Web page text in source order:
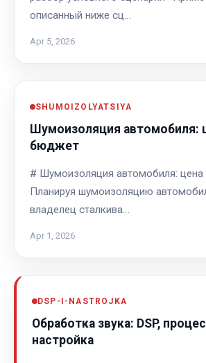
описанный ниже сц…
Apr 5, 2026
SHUMOIZOLYATSIYA
Шумоизоляция автомобиля:
бюджет
# Шумоизоляция автомобиля:
Планируя шумоизоляцию
владелец сталкива…
Apr 1, 2026
DSP-I-NASTROJKA
Обработка звука: DSP,
настройка